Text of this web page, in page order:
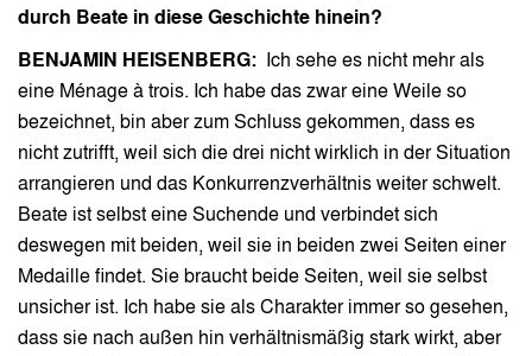
durch Beate in diese Geschichte hinein?
BENJAMIN HEISENBERG:
Ich sehe es nicht mehr als
eine Ménage à trois. Ich habe das zwar eine Weile so
bezeichnet, bin aber zum Schluss gekommen, dass es
nicht zutrifft, weil sich die drei nicht wirklich in der Situation
arrangieren und das Konkurrenzverhältnis weiter schwelt.
Beate ist selbst eine Suchende und verbindet sich
deswegen mit beiden, weil sie in beiden zwei Seiten einer
Medaille findet. Sie braucht beide Seiten, weil sie selbst
unsicher ist. Ich habe sie als Charakter immer so gesehen,
dass sie nach außen hin verhältnismäßig stark wirkt, aber